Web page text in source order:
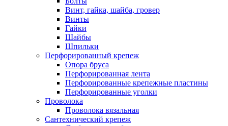
Винт, гайка, шайба, гровер
Винты
Гайки
Шайбы
Шпильки
Перфорированный крепеж
Опора бруса
Перфорированная лента
Перфорированные крепежные пластины
Перфорированные уголки
Проволока
Проволока вязальная
Сантехнический крепеж